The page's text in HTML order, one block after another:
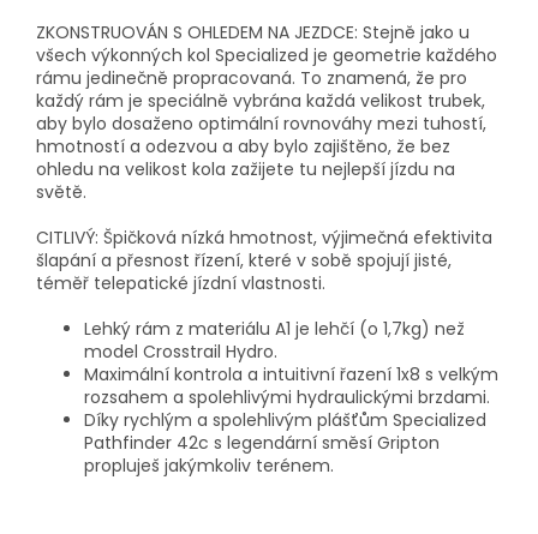
ZKONSTRUOVÁN S OHLEDEM NA JEZDCE: Stejně jako u
všech výkonných kol Specialized je geometrie každého
rámu jedinečně propracovaná. To znamená, že pro
každý rám je speciálně vybrána každá velikost trubek,
aby bylo dosaženo optimální rovnováhy mezi tuhostí,
hmotností a odezvou a aby bylo zajištěno, že bez
ohledu na velikost kola zažijete tu nejlepší jízdu na
světě.
CITLIVÝ: Špičková nízká hmotnost, výjimečná efektivita
šlapání a přesnost řízení, které v sobě spojují jisté,
téměř telepatické jízdní vlastnosti.
Lehký rám z materiálu A1 je lehčí (o 1,7kg) než
model Crosstrail Hydro.
Maximální kontrola a intuitivní řazení 1x8 s velkým
rozsahem a spolehlivými hydraulickými brzdami.
Díky rychlým a spolehlivým plášťům Specialized
Pathfinder 42c s legendární směsí Gripton
propluješ jakýmkoliv terénem.